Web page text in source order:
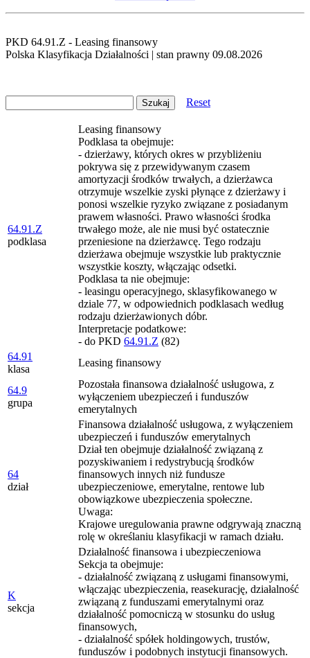
PKD 64.91.Z - Leasing finansowy
Polska Klasyfikacja Działalności | stan prawny 09.08.2026
Reset
64.91.Z
podklasa
Leasing finansowy
Podklasa ta obejmuje:
- dzierżawy, których okres w przybliżeniu
pokrywa się z przewidywanym czasem
amortyzacji środków trwałych, a dzierżawca
otrzymuje wszelkie zyski płynące z dzierżawy i
ponosi wszelkie ryzyko związane z posiadanym
prawem własności. Prawo własności środka
trwałego może, ale nie musi być ostatecznie
przeniesione na dzierżawcę. Tego rodzaju
dzierżawa obejmuje wszystkie lub praktycznie
wszystkie koszty, włączając odsetki.
Podklasa ta nie obejmuje:
- leasingu operacyjnego, sklasyfikowanego w
dziale 77, w odpowiednich podklasach według
rodzaju dzierżawionych dóbr.
Interpretacje podatkowe:
- do PKD 64.91.Z (82)
64.91
klasa
Leasing finansowy
64.9
grupa
Pozostała finansowa działalność usługowa, z
wyłączeniem ubezpieczeń i funduszów
emerytalnych
64
dział
Finansowa działalność usługowa, z wyłączeniem
ubezpieczeń i funduszów emerytalnych
Dział ten obejmuje działalność związaną z
pozyskiwaniem i redystrybucją środków
finansowych innych niż fundusze
ubezpieczeniowe, emerytalne, rentowe lub
obowiązkowe ubezpieczenia społeczne.
Uwaga:
Krajowe uregulowania prawne odgrywają znaczną
rolę w określaniu klasyfikacji w ramach działu.
K
sekcja
Działalność finansowa i ubezpieczeniowa
Sekcja ta obejmuje:
- działalność związaną z usługami finansowymi,
włączając ubezpieczenia, reasekurację, działalność
związaną z funduszami emerytalnymi oraz
działalność pomocniczą w stosunku do usług
finansowych,
- działalność spółek holdingowych, trustów,
funduszów i podobnych instytucji finansowych.